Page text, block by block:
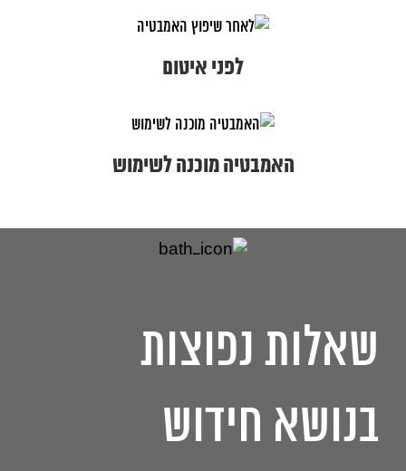
לפני איטום
האמבטיה מוכנה לשימוש
שאלות נפוצות
בנושא חידוש